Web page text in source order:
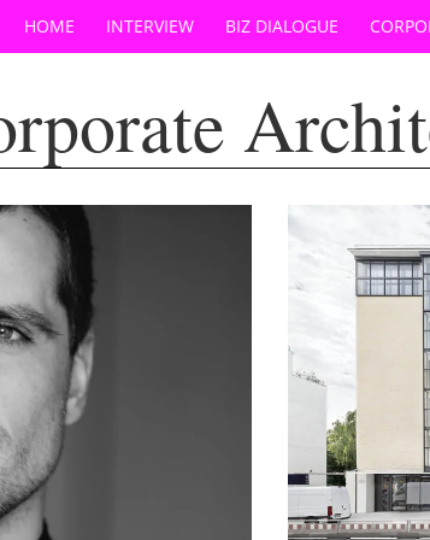
HOME INTERVIEW BIZ DIALOGUE